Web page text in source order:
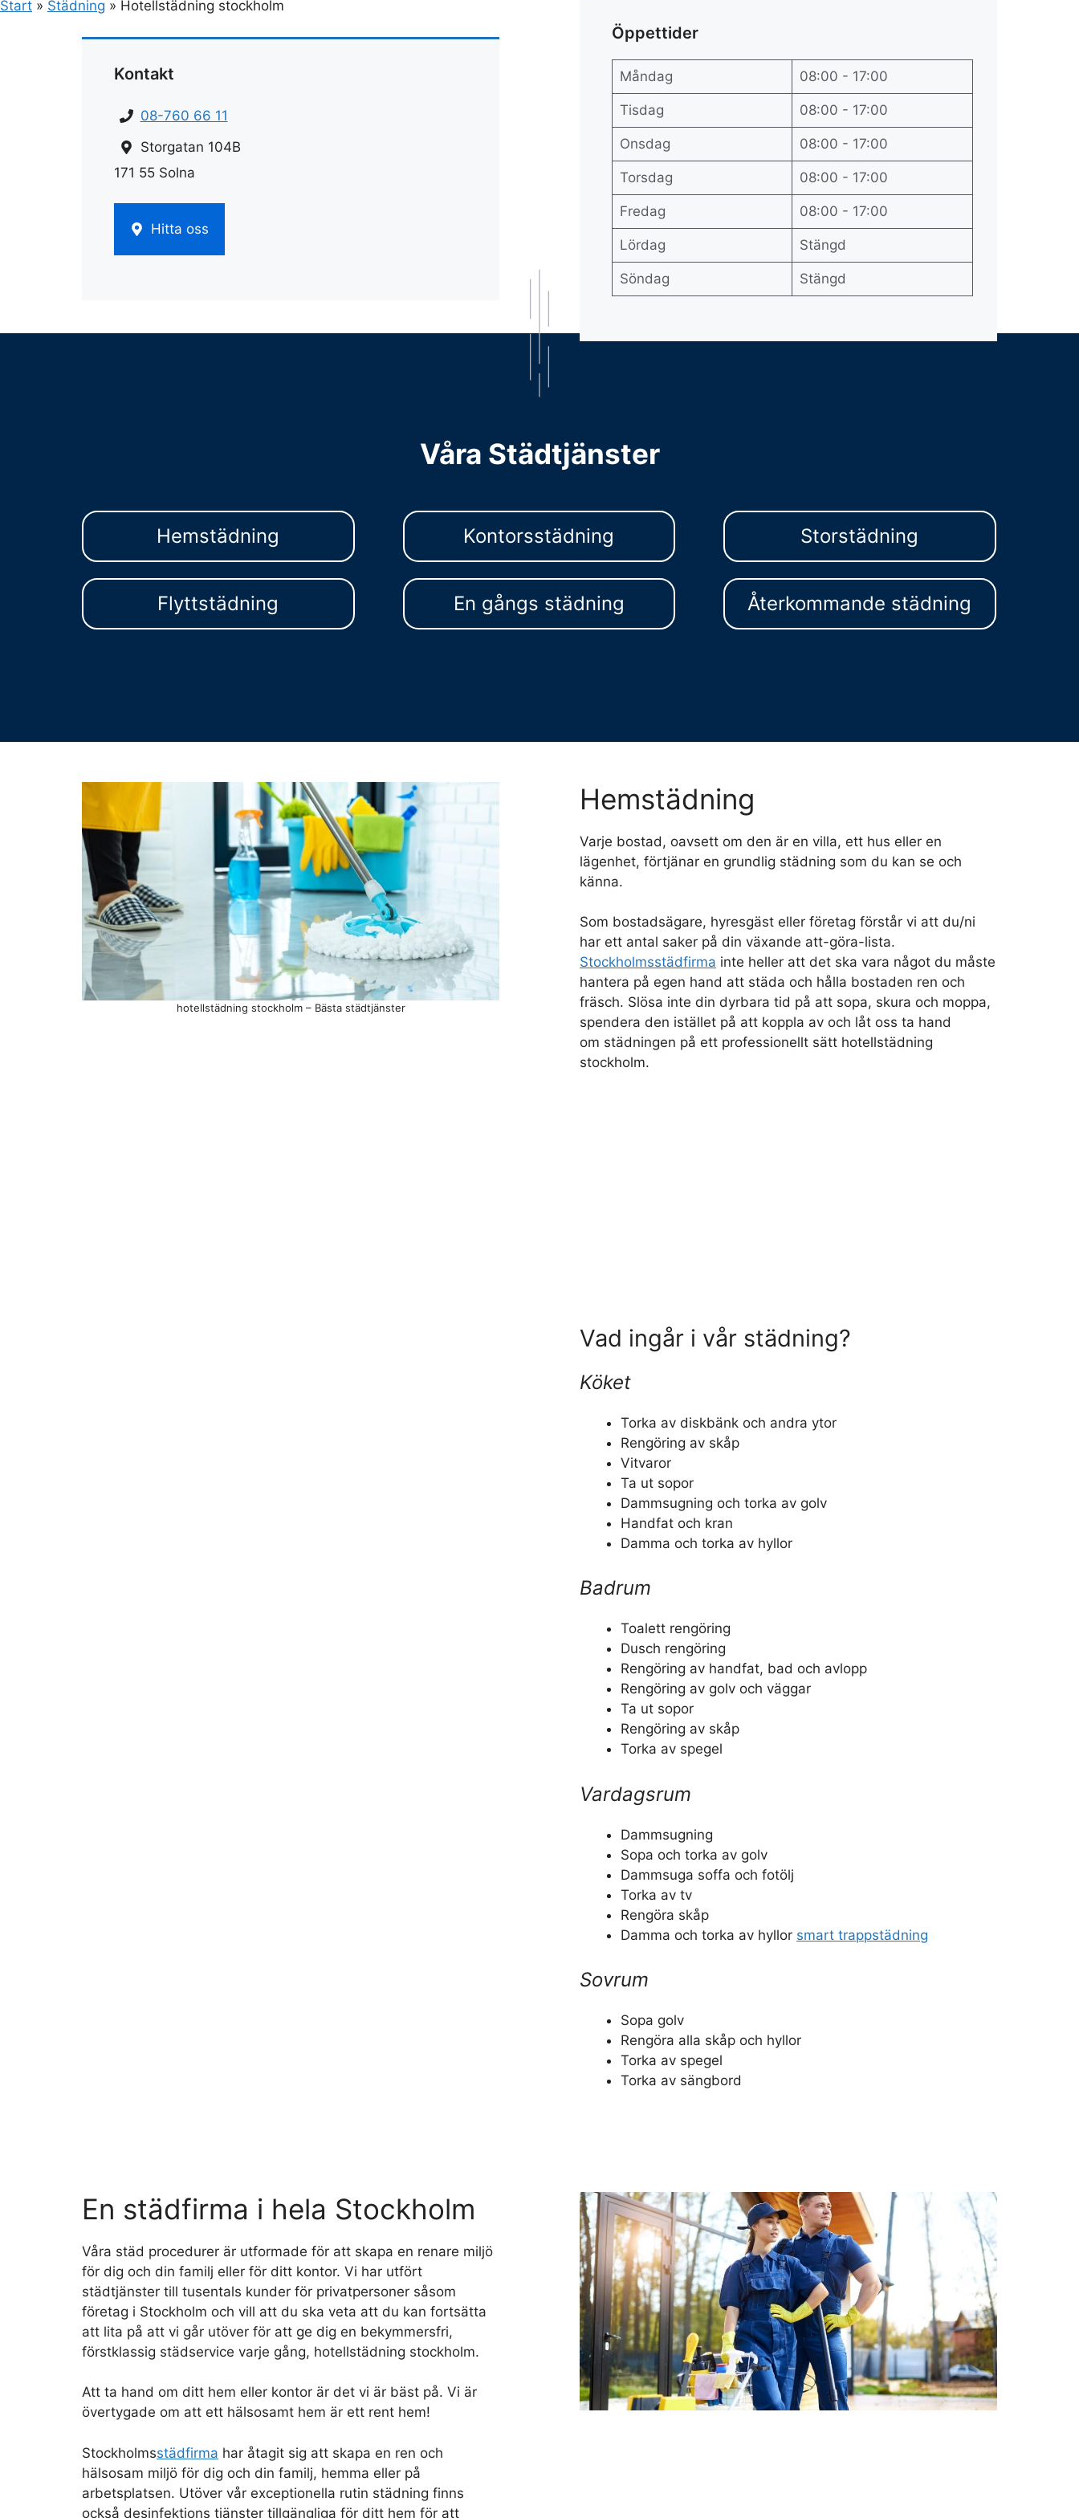
Start » Städning » Hotellstädning stockholm
Kontakt
08-760 66 11
Storgatan 104B
171 55 Solna
Hitta oss
Öppettider
Måndag 08:00 - 17:00
Tisdag 08:00 - 17:00
Onsdag 08:00 - 17:00
Torsdag 08:00 - 17:00
Fredag 08:00 - 17:00
Lördag Stängd
Söndag Stängd
Våra Städtjänster
Hemstädning Kontorsstädning Storstädning
Flyttstädning En gångs städning Återkommande städning
hotellstädning stockholm – Bästa städtjänster
Hemstädning
Varje bostad, oavsett om den är en villa, ett hus eller en
lägenhet, förtjänar en grundlig städning som du kan se och
känna.
Som bostadsägare, hyresgäst eller företag förstår vi att du/ni
har ett antal saker på din växande att-göra-lista.
Stockholmsstädfirma inte heller att det ska vara något du måste
hantera på egen hand att städa och hålla bostaden ren och
fräsch. Slösa inte din dyrbara tid på att sopa, skura och moppa,
spendera den istället på att koppla av och låt oss ta hand
om städningen på ett professionellt sätt hotellstädning
stockholm.
Vad ingår i vår städning?
Köket
Torka av diskbänk och andra ytor
Rengöring av skåp
Vitvaror
Ta ut sopor
Dammsugning och torka av golv
Handfat och kran
Damma och torka av hyllor
Badrum
Toalett rengöring
Dusch rengöring
Rengöring av handfat, bad och avlopp
Rengöring av golv och väggar
Ta ut sopor
Rengöring av skåp
Torka av spegel
Vardagsrum
Dammsugning
Sopa och torka av golv
Dammsuga soffa och fotölj
Torka av tv
Rengöra skåp
Damma och torka av hyllor smart trappstädning
Sovrum
Sopa golv
Rengöra alla skåp och hyllor
Torka av spegel
Torka av sängbord
En städfirma i hela Stockholm
Våra städ procedurer är utformade för att skapa en renare miljö
för dig och din familj eller för ditt kontor. Vi har utfört
städtjänster till tusentals kunder för privatpersoner såsom
företag i Stockholm och vill att du ska veta att du kan fortsätta
att lita på att vi går utöver för att ge dig en bekymmersfri,
förstklassig städservice varje gång, hotellstädning stockholm.
Att ta hand om ditt hem eller kontor är det vi är bäst på. Vi är
övertygade om att ett hälsosamt hem är ett rent hem!
Stockholmsstädfirma har åtagit sig att skapa en ren och
hälsosam miljö för dig och din familj, hemma eller på
arbetsplatsen. Utöver vår exceptionella rutin städning finns
också desinfektions tjänster tillgängliga för ditt hem för att